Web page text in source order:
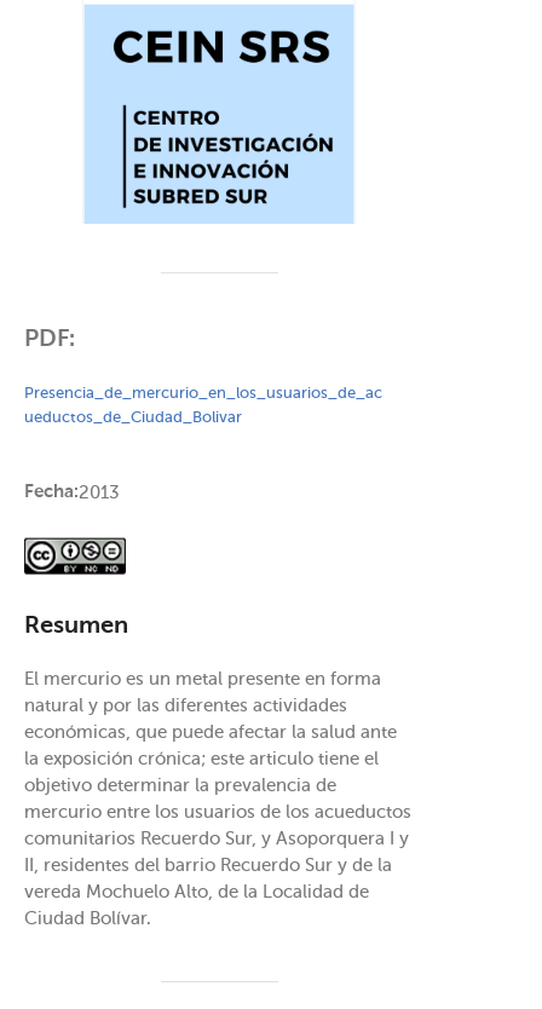
PDF:
Presencia_de_mercurio_en_los_usuarios_de_ac
ueductos_de_Ciudad_Bolivar
Fecha:2013
Resumen
El mercurio es un metal presente en forma
natural y por las diferentes actividades
económicas, que puede afectar la salud ante
la exposición crónica; este articulo tiene el
objetivo determinar la prevalencia de
mercurio entre los usuarios de los acueductos
comunitarios Recuerdo Sur, y Asoporquera I y
II, residentes del barrio Recuerdo Sur y de la
vereda Mochuelo Alto, de la Localidad de
Ciudad Bolívar.